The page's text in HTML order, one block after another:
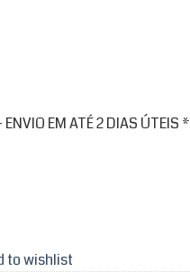
EM ATÉ 2 DIAS ÚTEIS *
to wishlist